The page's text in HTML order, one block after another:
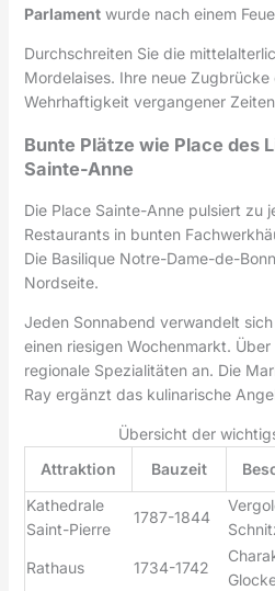
Parlamentwurde nach einem
Durchschreiten Sie die
Mordelaises. Ihre neue Zugbrücke
Wehrhaftigkeit vergangener
Bunte Plätze wie Place des
Sainte-Anne
Die Place Sainte-Anne pulsiert zu
Restaurants in bunten
Die Basilique Notre-Dame-de-
Nordseite.
Jeden Sonnabend verwandelt
einen riesigen Wochenmarkt.
regionale Spezialitäten an. Die
Ray ergänzt das kulinarische
Übersicht der
Attraktion
Bauzeit
Kathedrale
Saint-Pierre
1787-1844
Rathaus 1734-1742